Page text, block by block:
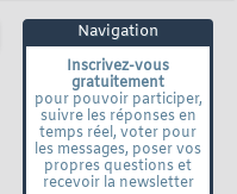
Navigation
Inscrivez-vous
gratuitement
pour pouvoir participer,
suivre les réponses en
temps réel, voter pour
les messages, poser vos
propres questions et
recevoir la newsletter